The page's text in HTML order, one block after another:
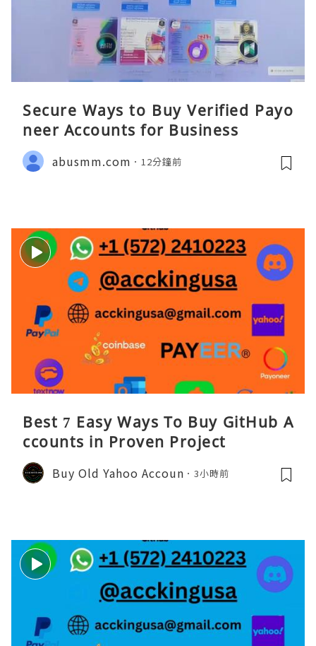
Secure Ways to Buy Verified Payo
neer Accounts for Business
abusmm.com 12分鐘前
Best 7 Easy Ways To Buy GitHub A
ccounts in Proven Project
Buy Old Yahoo Accoun 3小時前